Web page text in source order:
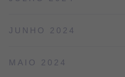
JUNHO 2024
MAIO 2024